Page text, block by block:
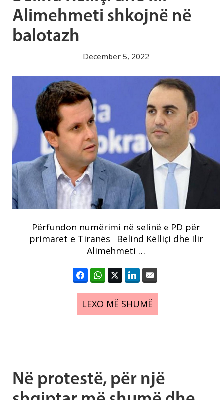
Alimehmeti shkojnë në
balotazh
December 5, 2022
Përfundon numërimi në selinë e PD për
primaret e Tiranës. Belind Këlliçi dhe Ilir
Alimehmeti …
LEXO MË SHUMË
Në protestë, për një